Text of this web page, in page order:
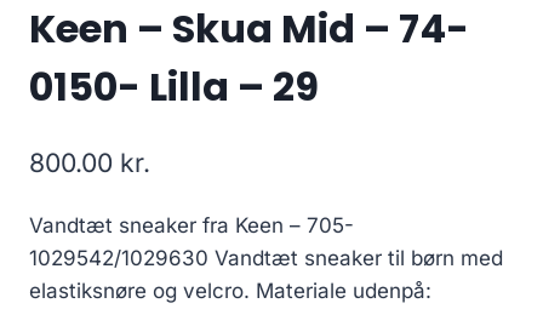
Keen – Skua Mid – 74-
0150- Lilla – 29
800.00 kr.
Vandtæt sneaker fra Keen – 705-
1029542/1029630 Vandtæt sneaker til børn med
elastiksnøre og velcro. Materiale udenpå: